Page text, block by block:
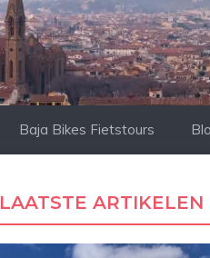
Baja Bikes Fietstours
LAATSTE ARTIKELEN